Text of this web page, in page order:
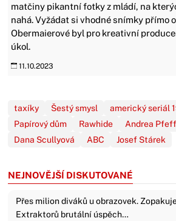
matčiny pikantní fotky z mládí, na
nahá. Vyžádat si vhodné snímky přímo
Obermaierové byl pro kreativní
úkol.
11.10.2023
taxíky Šestý smysl americký seriál
Papírový dům
Rawhide
Andrea
Dana Scullyová
ABC Josef Stárek
NEJNOVĚJŠÍ DISKUTOVANÉ
Přes milion diváků u obrazovek.
Extraktorů brutální úspěch…